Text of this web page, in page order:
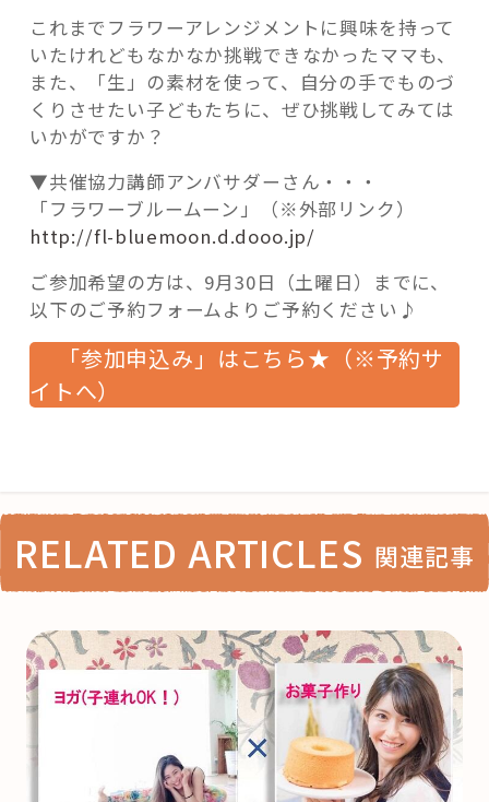
これまでフラワーアレンジメントに興味を持って
いたけれどもなかなか挑戦できなかったママも、
また、「生」の素材を使って、自分の手でものづ
くりさせたい子どもたちに、ぜひ挑戦してみては
いかがですか？
▼共催協力講師アンバサダーさん・・・
「フラワーブルームーン」（※外部リンク）
http://fl-bluemoon.d.dooo.jp/
ご参加希望の方は、9月30日（土曜日）までに、
以下のご予約フォームよりご予約ください♪
「参加申込み」はこちら★（※予約サ
イトへ）
RELATED ARTICLES 関連記事